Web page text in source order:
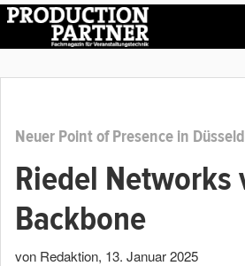
Neuer Point of Presence in
Riedel Networks
Backbone
von Redaktion, 13. Januar 2025